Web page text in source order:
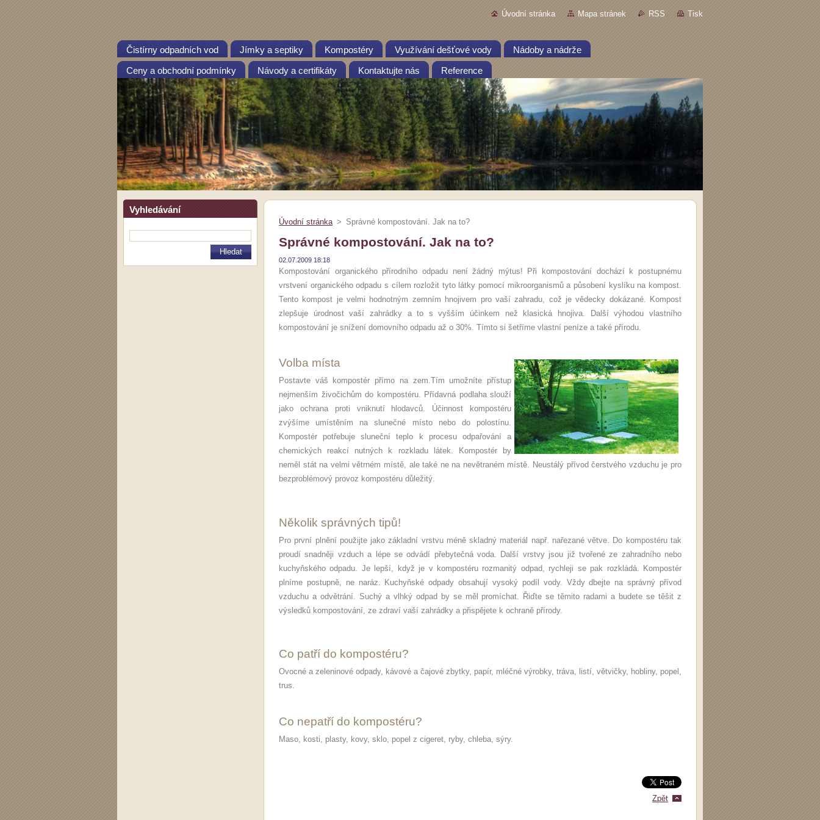
Úvodní stránka Mapa stránek RSS Tisk
Čistírny odpadních vod Jímky a septiky Kompostéry Využívání dešťové vody Nádoby a nádrže
Ceny a obchodní podmínky Návody a certifikáty Kontaktujte nás Reference
Vyhledávání
Úvodní stránka > Správné kompostování. Jak na to?
Správné kompostování. Jak na to?
02.07.2009 18:18
Kompostování organického přírodního odpadu není žádný mýtus! Při kompostování dochází k postupnému
vrstvení organického odpadu s cílem rozložit tyto látky pomocí mikroorganismů a působení kyslíku na kompost.
Tento kompost je velmi hodnotným zemním hnojivem pro vaší zahradu, což je vědecky dokázané. Kompost
zlepšuje úrodnost vaší zahrádky a to s vyšším účinkem než klasická hnojiva. Další výhodou vlastního
kompostování je snížení domovního odpadu až o 30%. Tímto si šetříme vlastní peníze a také přírodu.
Volba místa
Postavte váš kompostér přímo na zem.Tím umožníte přístup
nejmenším živočichům do kompostéru. Přídavná podlaha slouží
jako ochrana proti vniknutí hlodavců. Účinnost kompostéru
zvýšíme umístěním na slunečné místo nebo do polostínu.
Kompostér potřebuje sluneční teplo k procesu odpařování a
chemických reakcí nutných k rozkladu látek. Kompostér by
neměl stát na velmi větrném místě, ale také ne na nevětraném místě. Neustálý přívod čerstvého vzduchu je pro
bezproblémový provoz kompostéru důležitý.
Několik správných tipů!
Pro první plnění použijte jako základní vrstvu méně skladný materiál např. nařezané větve. Do kompostéru tak
proudí snadněji vzduch a lépe se odvádí přebytečná voda. Další vrstvy jsou již tvořené ze zahradního nebo
kuchyňského odpadu. Je lepší, když je v kompostéru rozmanitý odpad, rychleji se pak rozkládá. Kompostér
plníme postupně, ne naráz. Kuchyňské odpady obsahují vysoký podíl vody. Vždy dbejte na správný přívod
vzduchu a odvětrání. Suchý a vlhký odpad by se měl promíchat. Řiďte se těmito radami a budete se těšit z
výsledků kompostování, ze zdraví vaší zahrádky a přispějete k ochraně přírody.
Co patří do kompostéru?
Ovocné a zeleninové odpady, kávové a čajové zbytky, papír, mléčné výrobky, tráva, listí, větvičky, hobliny, popel,
trus.
Co nepatří do kompostéru?
Maso, kosti, plasty, kovy, sklo, popel z cigeret, ryby, chleba, sýry.
Zpět